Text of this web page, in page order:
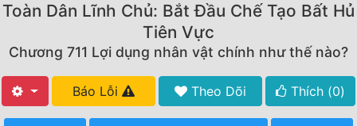
Truyện Mới Ra
Hoàn Thành
Toàn Dân Lĩnh Chủ: Bắt Đầu Chế Tạo Bất Hủ
Tiên Vực
Chương 711 Lợi dụng nhân vật chính như thế nào?
Báo Lỗi Theo Dõi Thích (0)